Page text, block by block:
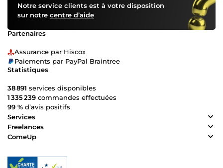
Notre service clients est à votre disposition
sur notre centre d’aide
Partenaires
Assurance par Hiscox
Paiements par PayPal Braintree
Statistiques
38 891 services disponibles
1 335 239 commandes effectuées
99 % d’avis positifs
Services
Freelances
ComeUp